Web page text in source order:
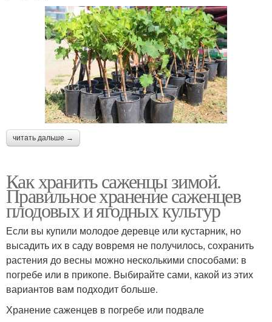
читать дальше →
Как хранить саженцы зимой.
Правильное хранение саженцев
плодовых и ягодных культур
Если вы купили молодое деревце или кустарник, но
высадить их в саду вовремя не получилось, сохранить
растения до весны можно несколькими способами: в
погребе или в прикопе. Выбирайте сами, какой из этих
вариантов вам подходит больше.
Хранение саженцев в погребе или подвале